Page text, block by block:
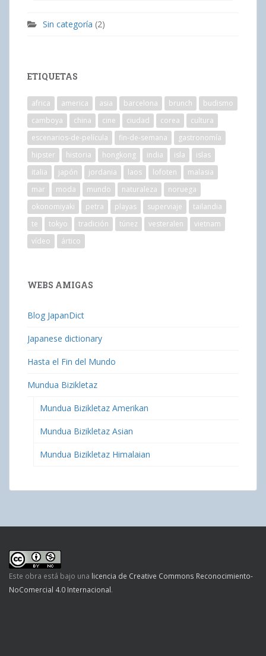
Sin categoría (2)
ETIQUETAS
africa america asia barcelona brunch
budismo
camboya
china cine ciudad corea
cultura
escenarios-de-película
fin-de-semana
gastronomía
hipster
historia hongkong india isla
islas
italia
japón jordania laos lofoten
malasia
mar
moda mundo naturaleza
noruega
okonomiyaki
petra playas superviaje
tailandia
te
tokyo tradición túnez vesteralen
vietnam
vídeo
ártico
WEBS AMIGAS
Blog JapanDict
Japanese dictionary
Hasta el Fin del Mundo
Mundua Bizikletaz
Mundua Bizikletaz Amerikan
Mundua Bizikletaz Asian
Mundua Bizikletaz Himalaian
Este obra está bajo una licencia de Creative Commons Reconocimiento-
NoComercial 4.0 Internacional.